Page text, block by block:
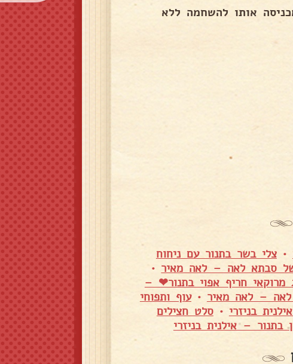
אותו להשחמה ללא
•צלי בשר בתנור עם ניחוח
סבתא לאה – לאה מאיר •
מרוקאי חריף אפוי בתנור❤ –
לאה – לאה מאיר •עוף ותפוחי
בניזרי •סלט חצילים
בתנור – אילנית בניזרי